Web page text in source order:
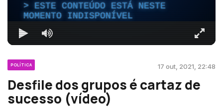
ESTE CONTEÚDO ESTÁ NESTE
MOMENTO INDISPONÍVEL
POLÍTICA 17 out, 2021, 22:48
Desfile dos grupos é cartaz de
sucesso (vídeo)